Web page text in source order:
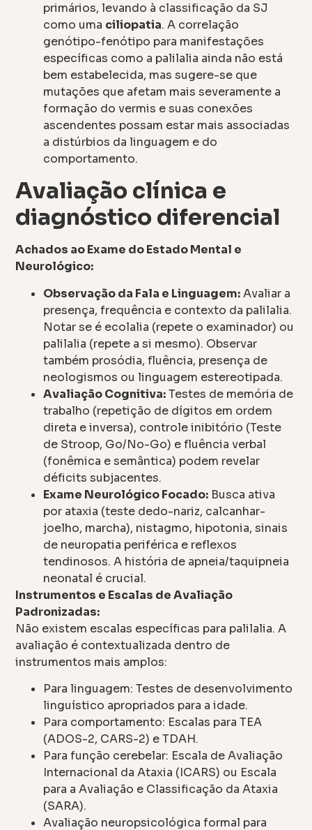
primários, levando à classificação da SJ
como uma ciliopatia. A correlação
genótipo-fenótipo para manifestações
específicas como a palilalia ainda não está
bem estabelecida, mas sugere-se que
mutações que afetam mais severamente a
formação do vermis e suas conexões
ascendentes possam estar mais associadas
a distúrbios da linguagem e do
comportamento.
Avaliação clínica e
diagnóstico diferencial
Achados ao Exame do Estado Mental e
Neurológico:
Observação da Fala e Linguagem:Avaliar a
presença, frequência e contexto da palilalia.
Notar se é ecolalia (repete o examinador) ou
palilalia (repete a si mesmo). Observar
também prosódia, fluência, presença de
neologismos ou linguagem estereotipada.
Avaliação Cognitiva:Testes de memória de
trabalho (repetição de dígitos em ordem
direta e inversa), controle inibitório (Teste
de Stroop, Go/No-Go) e fluência verbal
(fonêmica e semântica) podem revelar
déficits subjacentes.
Exame Neurológico Focado: Busca ativa
por ataxia (teste dedo-nariz, calcanhar-
joelho, marcha), nistagmo, hipotonia, sinais
de neuropatia periférica e reflexos
tendinosos. A história de apneia/taquipneia
neonatal é crucial.
Instrumentos e Escalas de Avaliação
Padronizadas:
Não existem escalas específicas para palilalia. A
avaliação é contextualizada dentro de
instrumentos mais amplos:
Para linguagem: Testes de desenvolvimento
linguístico apropriados para a idade.
Para comportamento: Escalas para TEA
(ADOS-2, CARS-2) e TDAH.
Para função cerebelar: Escala de Avaliação
Internacional da Ataxia (ICARS) ou Escala
para a Avaliação e Classificação da Ataxia
(SARA).
Avaliação neuropsicológica formal para